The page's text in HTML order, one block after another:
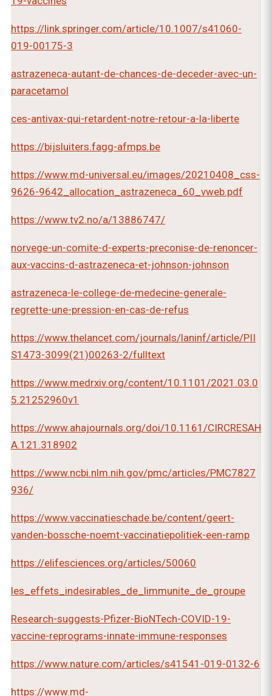
https://link.springer.com/article/10.1007/s41060-
019-00175-3
astrazeneca-autant-de-chances-de-deceder-avec-un-
paracetamol
ces-antivax-qui-retardent-notre-retour-a-la-liberte
https://bijsluiters.fagg-afmps.be
https://www.md-universal.eu/images/20210408_css-
9626-9642_allocation_astrazeneca_60_vweb.pdf
https://www.tv2.no/a/13886747/
norvege-un-comite-d-experts-preconise-de-renoncer-
aux-vaccins-d-astrazeneca-et-johnson-johnson
astrazeneca-le-college-de-medecine-generale-
regrette-une-pression-en-cas-de-refus
https://www.thelancet.com/journals/laninf/article/PII
S1473-3099(21)00263-2/fulltext
https://www.medrxiv.org/content/10.1101/2021.03.0
5.21252960v1
https://www.ahajournals.org/doi/10.1161/CIRCRESAH
A.121.318902
https://www.ncbi.nlm.nih.gov/pmc/articles/PMC7827
936/
https://www.vaccinatieschade.be/content/geert-
vanden-bossche-noemt-vaccinatiepolitiek-een-ramp
https://elifesciences.org/articles/50060
les_effets_indesirables_de_limmunite_de_groupe
Research-suggests-Pfizer-BioNTech-COVID-19-
vaccine-reprograms-innate-immune-responses
https://www.nature.com/articles/s41541-019-0132-6
https://www.md-